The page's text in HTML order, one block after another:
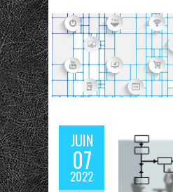
JUIN
07
2022